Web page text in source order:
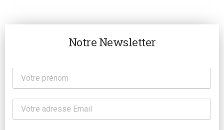
Notre Newsletter